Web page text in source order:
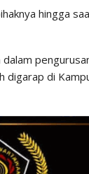
hingga
di